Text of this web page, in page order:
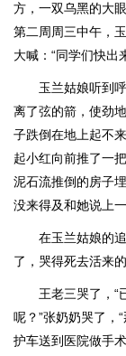
方，一双乌黑的大
第二周周三中午，
大喊：“同学们快出
玉兰姑娘听到
离了弦的箭，使劲
子跌倒在地上起不
起小红向前推了一
泥石流推倒的房子
没来得及和她说上
在玉兰姑娘的
了，哭得死去活来
王老三哭了，“
呢？”张奶奶哭了，
护车送到医院做手